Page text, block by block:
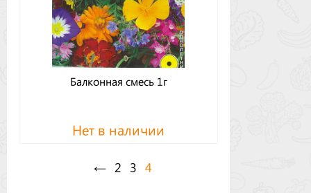
Балконная смесь 1г
Нет в наличии
← 2 3 4